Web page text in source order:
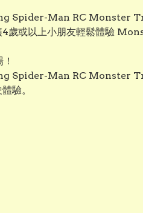
Man RC Monster
歲或以上小朋友輕鬆體驗
Man RC Monster
驗。